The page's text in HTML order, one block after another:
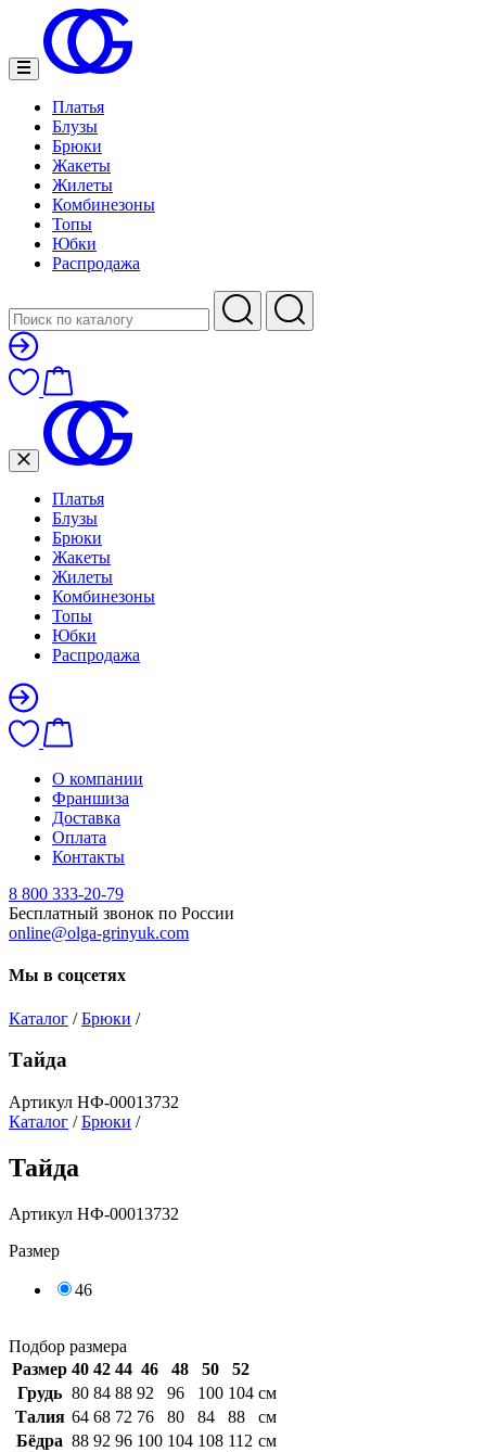
Платья
Блузы
Брюки
Жакеты
Жилеты
Комбинезоны
Топы
Юбки
Распродажа
Платья
Блузы
Брюки
Жакеты
Жилеты
Комбинезоны
Топы
Юбки
Распродажа
О компании
Франшиза
Доставка
Оплата
Контакты
8 800 333-20-79
Бесплатный звонок по России
online@olga-grinyuk.com
Мы в соцсетях
Каталог / Брюки /
Тайда
Артикул НФ-00013732
Каталог / Брюки /
Тайда
Артикул НФ-00013732
Размер
46
Подбор размера
Размер 40 42 44 46 48 50
52
Грудь 80 84 88 92 96 100 104 см
Талия 64 68 72 76 80 84 88
см
Бёдра 88 92 96 100 104 108 112 см